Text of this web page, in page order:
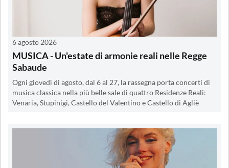
6 agosto 2026
MUSICA - Un'estate di armonie reali nelle Regge
Sabaude
Ogni giovedì di agosto, dal 6 al 27, la rassegna porta concerti di
musica classica nella più belle sale di quattro Residenze Reali:
Venaria, Stupinigi, Castello del Valentino e Castello di Agliè